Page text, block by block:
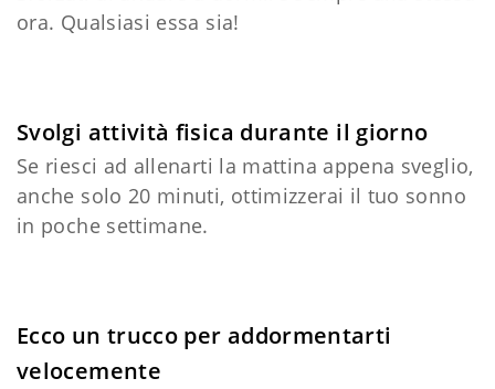
ora. Qualsiasi essa sia!
Svolgi attività fisica durante il giorno
Se riesci ad allenarti la mattina appena sveglio,
anche solo 20 minuti, ottimizzerai il tuo sonno
in poche settimane.
Ecco un trucco per addormentarti
velocemente